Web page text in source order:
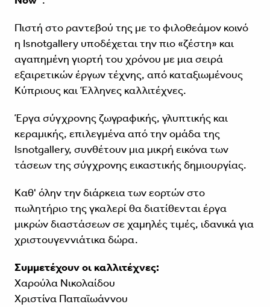
Πιστή στο ραντεβού της με το φιλοθεάμον κοινό
η Isnotgallery υποδέχεται την πιο «ζέστη» και
αγαπημένη γιορτή του χρόνου με μια σειρά
εξαιρετικών έργων τέχνης, από καταξιωμένους
Κύπριους και Έλληνες καλλιτέχνες.
Έργα σύγχρονης ζωγραφικής, γλυπτικής και
κεραμικής, επιλεγμένα από την ομάδα της
Isnotgallery, συνθέτουν μια μικρή εικόνα των
τάσεων της σύγχρονης εικαστικής δημιουργίας.
Καθ' όλην την διάρκεια των εορτών στο
πωλητήριο της γκαλερί θα διατίθενται έργα
μικρών διαστάσεων σε χαμηλές τιμές, ιδανικά για
χριστουγεννιάτικα δώρα.
Συμμετέχουν οι καλλιτέχνες:
Χαρούλα Νικολαίδου
Χριστίνα Παπαϊωάννου